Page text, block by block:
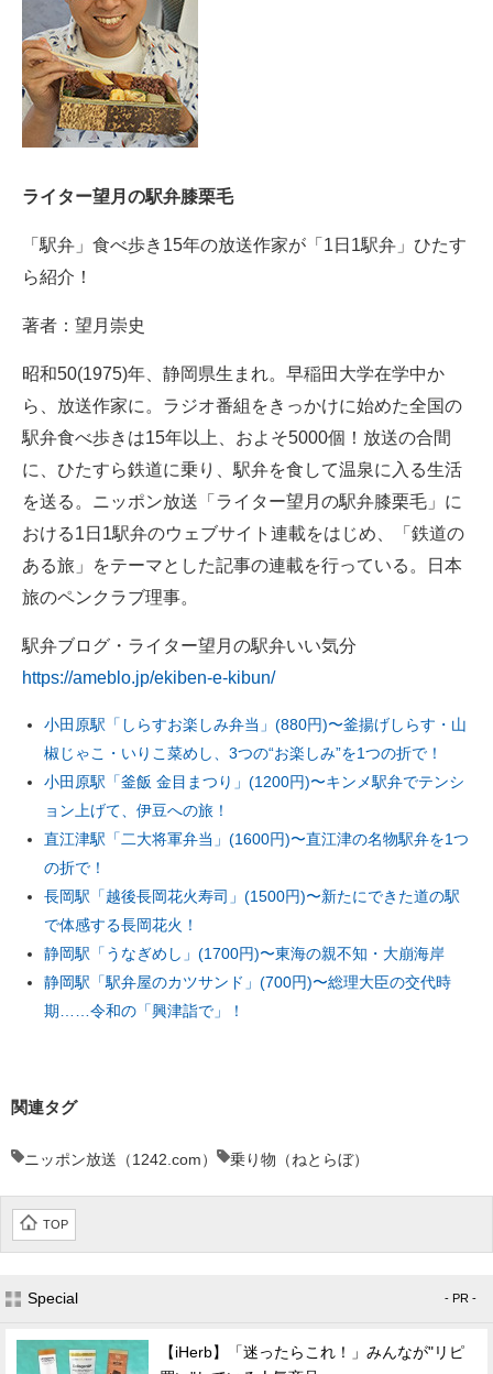
ライター望月の駅弁膝栗毛
「駅弁」食べ歩き15年の放送作家が「1日1駅弁」ひたす
ら紹介！
著者：望月崇史
昭和50(1975)年、静岡県生まれ。早稲田大学在学中か
ら、放送作家に。ラジオ番組をきっかけに始めた全国の
駅弁食べ歩きは15年以上、およそ5000個！放送の合間
に、ひたすら鉄道に乗り、駅弁を食して温泉に入る生活
を送る。ニッポン放送「ライター望月の駅弁膝栗毛」に
おける1日1駅弁のウェブサイト連載をはじめ、「鉄道の
ある旅」をテーマとした記事の連載を行っている。日本
旅のペンクラブ理事。
駅弁ブログ・ライター望月の駅弁いい気分
https://ameblo.jp/ekiben-e-kibun/
小田原駅「しらすお楽しみ弁当」(880円)〜釜揚げしらす・山
椒じゃこ・いりこ菜めし、3つの“お楽しみ”を1つの折で！
小田原駅「釜飯 金目まつり」(1200円)〜キンメ駅弁でテンシ
ョン上げて、伊豆への旅！
直江津駅「二大将軍弁当」(1600円)〜直江津の名物駅弁を1つ
の折で！
長岡駅「越後長岡花火寿司」(1500円)〜新たにできた道の駅
で体感する長岡花火！
静岡駅「うなぎめし」(1700円)〜東海の親不知・大崩海岸
静岡駅「駅弁屋のカツサンド」(700円)〜総理大臣の交代時
期……令和の「興津詣で」！
関連タグ
ニッポン放送（1242.com） 乗り物（ねとらぼ）
TOP
Special - PR -
【iHerb】「迷ったらこれ！」みんなが"リピ